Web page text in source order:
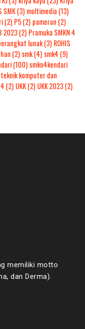
SMK(3) multimedia (13)
(2) P5(2) pameran (2)
2023(2) Pramuka SMKN 4
lunak(3) ROHIS
(2) smk(4) smk4 (9)
(100) smkn4kendari
teknik komputer dan
(2) UKK(2) UKK 2023(2)
memiliki motto
dan Derma).